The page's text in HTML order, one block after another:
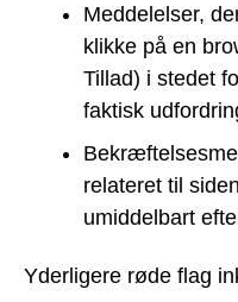
Meddelelser,
klikke på en
Tillad) i stedet
faktisk
relateret til
umiddelbart
Yderligere røde flag